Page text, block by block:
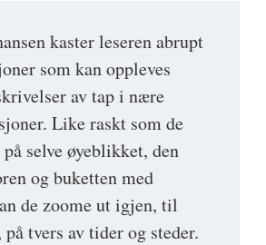
kaster leseren abrupt
som kan oppleves
av tap i nære
Like raskt som de
selve øyeblikket, den
og buketten med
de zoome ut igjen, til
tvers av tider og steder.